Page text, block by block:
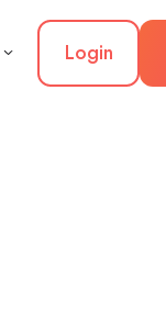
Login